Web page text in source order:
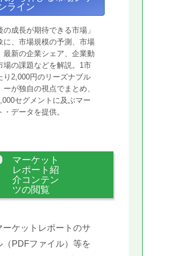
ライン
の成長が期待できる市場」
に、市場規模の予測、市場
最新の企業シェア、企業動
場の課題などを解説。1市
り2,000円のリーズナブル
ーが独自の視点でまとめ、
セグメントに及ぶマー
・データを提供。
マーケット
レポート紹
介コンテン
ツの閲覧
ーケットレポートのサ
（PDFファイル）等を